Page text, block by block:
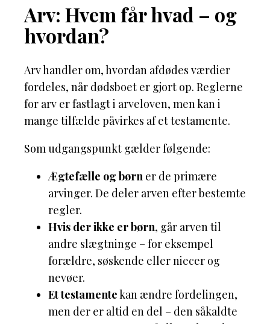
Arv: Hvem får hvad – og
hvordan?
Arv handler om, hvordan afdødes værdier
fordeles, når dødsboet er gjort op. Reglerne
for arv er fastlagt i arveloven, men kan i
mange tilfælde påvirkes af et testamente.
Som udgangspunkt gælder følgende:
Ægtefælle og børn er de primære
arvinger. De deler arven efter bestemte
regler.
Hvis der ikke er børn, går arven til
andre slægtninge – for eksempel
forældre, søskende eller niecer og
nevøer.
Et testamentekan ændre fordelingen,
men der er altid en del – den såkaldte